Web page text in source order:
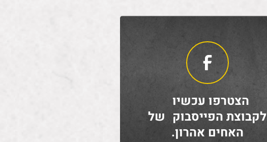
הצטרפו עכשיו
לקבוצת הפייסבוק של
האחים אהרון.